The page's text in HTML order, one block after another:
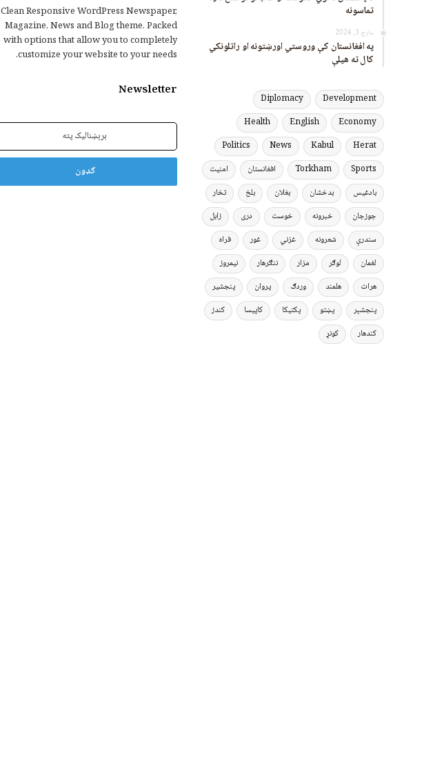
تماسونه
مارچ 3, 2024
په افغانستان کې وروستي اورښتونه او راتلونکي
کال ته هیلې
Development
Diplomacy
Economy
English
Health
Herat
Kabul
News
Politics
Sports
Torkham افغانستان
امنیت
بادغیس
بدخشان بغلان بلخ
تخار
جوزجان
خبرونه خوست دری
زابل
سندرې
شعرونه غزني غور
فراه
لغمان
لوګر مزار ننګرهار
نیمروز
هرات
هلمند وردګ پروان
پنجشیر
پنجشېر
پښتو پکتیکا کاپیسا
کندز
کندهار
کونړ
Clean Responsive WordPress Newspaper,
Magazine, News and Blog theme. Packed
with options that allow you to completely
customize your website to your needs.
Newsletter
برېښنالیک